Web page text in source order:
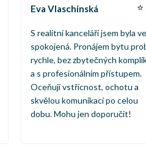
Eva Vlaschinská
S realitní kanceláří jsem byla
spokojená. Pronájem bytu
rychle, bez zbytečných
a s profesionálním přístupem.
Oceňuji vstřícnost, ochotu a
skvělou komunikaci po celou
dobu. Mohu jen doporučit!